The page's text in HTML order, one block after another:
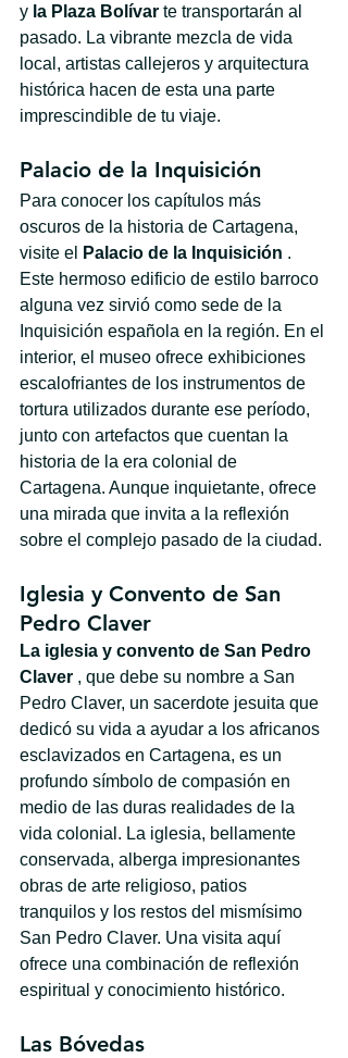
y la Plaza Bolívar te transportarán al
pasado. La vibrante mezcla de vida
local, artistas callejeros y arquitectura
histórica hacen de esta una parte
imprescindible de tu viaje.
Palacio de la Inquisición
Para conocer los capítulos más
oscuros de la historia de Cartagena,
visite el
Palacio de la Inquisición .
Este hermoso edificio de estilo barroco
alguna vez sirvió como sede de la
Inquisición española en la región. En el
interior, el museo ofrece exhibiciones
escalofriantes de los instrumentos de
tortura utilizados durante ese período,
junto con artefactos que cuentan la
historia de la era colonial de
Cartagena. Aunque inquietante, ofrece
una mirada que invita a la reflexión
sobre el complejo pasado de la ciudad.
Iglesia y Convento de San
Pedro Claver
La iglesia y convento de San Pedro
Claver , que debe su nombre a San
Pedro Claver, un sacerdote jesuita que
dedicó su vida a ayudar a los africanos
esclavizados en Cartagena, es un
profundo símbolo de compasión en
medio de las duras realidades de la
vida colonial. La iglesia, bellamente
conservada, alberga impresionantes
obras de arte religioso, patios
tranquilos y los restos del mismísimo
San Pedro Claver. Una visita aquí
ofrece una combinación de reflexión
espiritual y conocimiento histórico.
Las Bóvedas